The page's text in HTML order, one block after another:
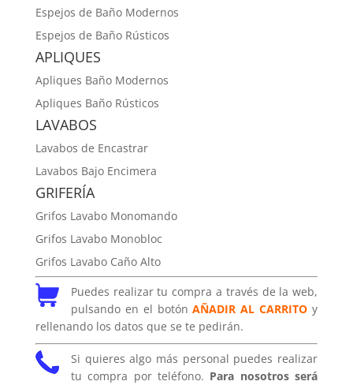
Espejos de Baño Modernos
Espejos de Baño Rústicos
APLIQUES
Apliques Baño Modernos
Apliques Baño Rústicos
LAVABOS
Lavabos de Encastrar
Lavabos Bajo Encimera
GRIFERÍA
Grifos Lavabo Monomando
Grifos Lavabo Monobloc
Grifos Lavabo Caño Alto
Puedes realizar tu compra a través de la web,
pulsando en el botónAÑADIR AL CARRITO y
rellenando los datos que se te pedirán.
Si quieres algo más personal puedes realizar
tu compra por teléfono. Para nosotros será